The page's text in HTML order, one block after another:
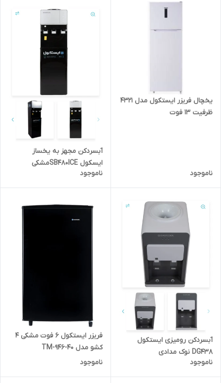
یخچال فریزر ایستکول مدل 4321
ظرفیت ۱۳ فوت
ناموجود
آبسردکن مجهز به یخساز
ایسکول SB480ICEمشکی
ناموجود
آبسردکن رومیزی ایستکول
DG438 نوک مدادی
ناموجود
فریزر ایستکول 6 فوت مشکی 4
کشو مدل TM-946-40
ناموجود